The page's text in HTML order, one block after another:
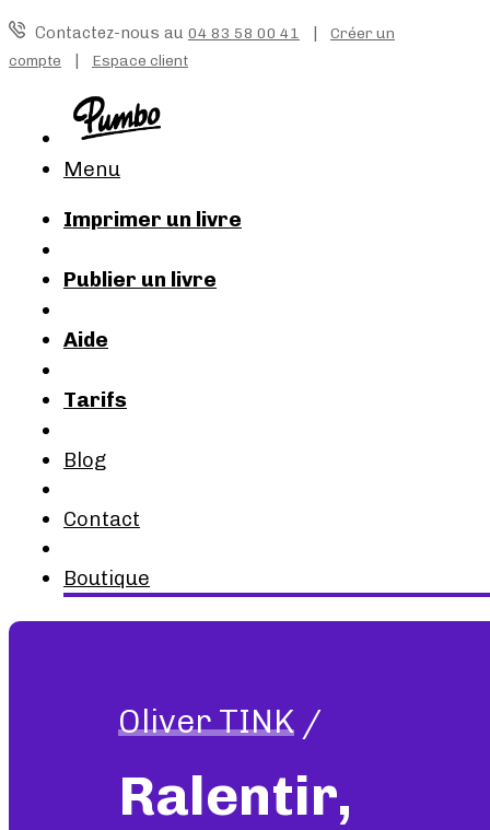
Contactez-nous au 04 83 58 00 41 | Créer un
compte | Espace client
Menu
Imprimer un livre
Publier un livre
Aide
Tarifs
Blog
Contact
Boutique
Oliver TINK /
Ralentir,